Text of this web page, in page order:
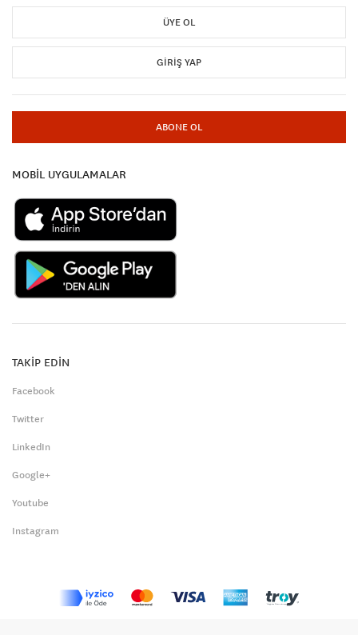
ÜYE OL
GIRIŞ YAP
ABONE OL
MOBİL UYGULAMALAR
TAKİP EDİN
Facebook
Twitter
LinkedIn
Google+
Youtube
Instagram